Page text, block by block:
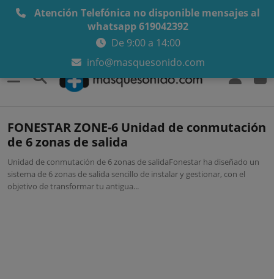
Atención Telefónica no disponible mensajes al
whatsapp 619042392
De 9:00 a 14:00
info@masquesonido.com
FONESTAR ZONE-6 Unidad de conmutación
de 6 zonas de salida
Unidad de conmutación de 6 zonas de salidaFonestar ha diseñado un
sistema de 6 zonas de salida sencillo de instalar y gestionar, con el
objetivo de transformar tu antigua...